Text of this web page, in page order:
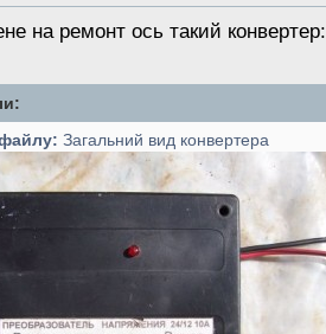
на ремонт ось такий конвертер:
Загальний вид конвертера